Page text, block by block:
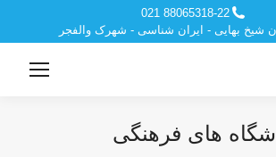
88065318-22 021
شیخ بهایی - ایران شناسی - شهرک والفجر
های فرهنگی